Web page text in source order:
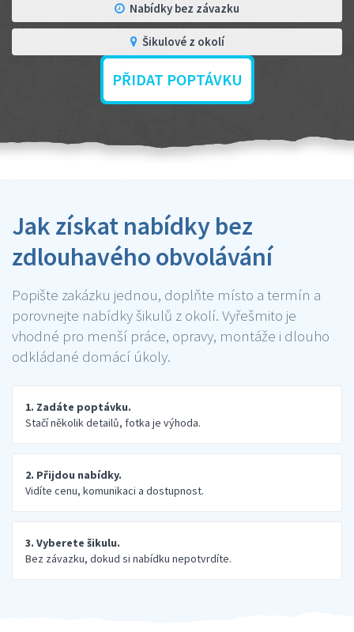
Nabídky bez závazku
Šikulové z okolí
PŘIDAT POPTÁVKU
Jak získat nabídky bez
zdlouhavého obvolávání
Popište zakázku jednou, doplňte místo a termín a
porovnejte nabídky šikulů z okolí. Vyřešmito je
vhodné pro menší práce, opravy, montáže i dlouho
odkládané domácí úkoly.
1. Zadáte poptávku.
Stačí několik detailů, fotka je výhoda.
2. Přijdou nabídky.
Vidíte cenu, komunikaci a dostupnost.
3. Vyberete šikulu.
Bez závazku, dokud si nabídku nepotvrdíte.